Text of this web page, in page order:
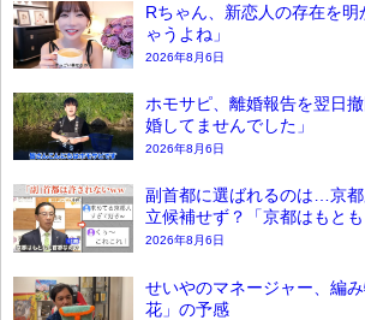
Rちゃん、新恋人の存在を
ゃうよね」
2026年8月6日
ホモサピ、離婚報告を翌日
婚してませんでした」
2026年8月6日
副首都に選ばれるのは…京
立候補せず？「京都はもとも
2026年8月6日
せいやのマネージャー、編
花」の予感